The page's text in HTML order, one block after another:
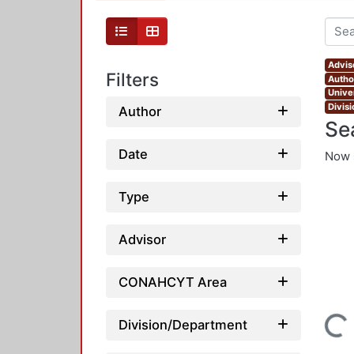
Filters
Author
Date
Type
Advisor
CONAHCYT Area
Division/Department
Now
Loading...